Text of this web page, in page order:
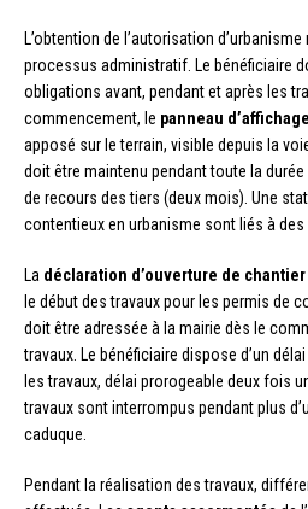
L’obtention de l’autorisation
processus administratif. Le bénéficiaire
obligations avant, pendant et après les
commencement, le panneau d’affichage
apposé sur le terrain, visible depuis la
doit être maintenu pendant toute la
de recours des tiers (deux mois). Une
contentieux en urbanisme sont liés à des
La déclaration d’ouverture de chantier
le début des travaux pour les permis de
doit être adressée à la mairie dès le
travaux. Le bénéficiaire dispose d’un
les travaux, délai prorogeable deux fois
travaux sont interrompus pendant plus
caduque.
Pendant la réalisation des travaux,